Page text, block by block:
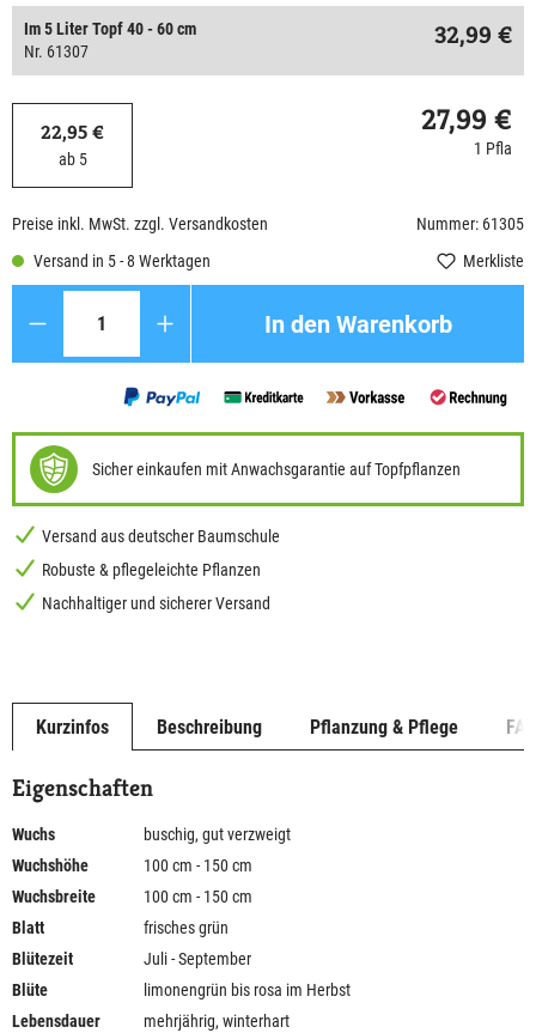
Im 5 Liter Topf 40 - 60 cm
Nr. 61307
32,99 €
22,95 €
ab 5
27,99 €
1 Pfla
Preise inkl. MwSt. zzgl. Versandkosten
Nummer: 61305
Versand in 5 - 8 Werktagen
Merkliste
In den Warenkorb
Sicher einkaufen mit Anwachsgarantie auf Topfpflanzen
Versand aus deutscher Baumschule
Robuste & pflegeleichte Pflanzen
Nachhaltiger und sicherer Versand
Kurzinfos Beschreibung Pflanzung & Pflege
Eigenschaften
Wuchs
buschig, gut verzweigt
Wuchshöhe
100 cm - 150 cm
Wuchsbreite
100 cm - 150 cm
Blatt
frisches grün
Blütezeit
Juli - September
Blüte
limonengrün bis rosa im Herbst
Lebensdauer
mehrjährig, winterhart